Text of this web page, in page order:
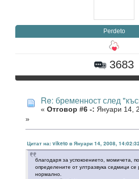
Perdeto
3683
Re: бременност след
« Отговор #6 -: Януари 14,
»
Цитат на: viketo в Януари 14, 2008,
благодаря за успокоението, момичета,
определените от ултразвука седмици се
нормално.